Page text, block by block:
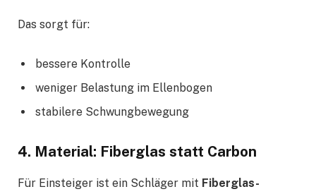
Das sorgt für:
bessere Kontrolle
weniger Belastung im Ellenbogen
stabilere Schwungbewegung
4. Material: Fiberglas statt Carbon
Für Einsteiger ist ein Schläger mit Fiberglas-